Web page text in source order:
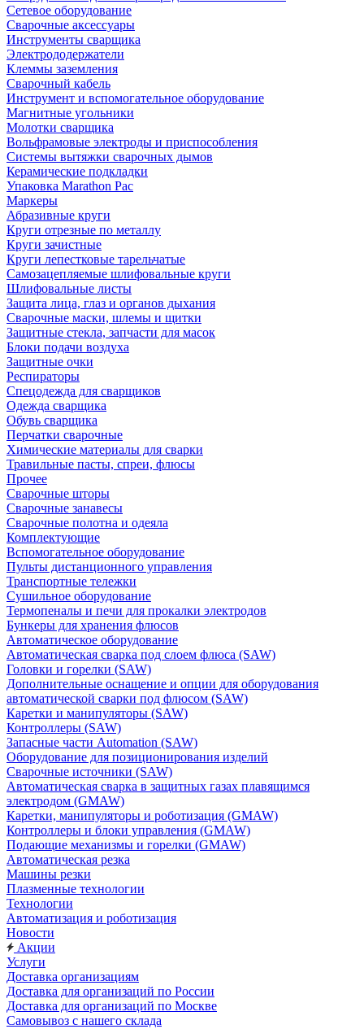
Сетевое оборудование
Сварочные аксессуары
Инструменты сварщика
Электрододержатели
Клеммы заземления
Сварочный кабель
Инструмент и вспомогательное оборудование
Магнитные угольники
Молотки сварщика
Вольфрамовые электроды и приспособления
Системы вытяжки сварочных дымов
Керамические подкладки
Упаковка Marathon Pac
Маркеры
Абразивные круги
Круги отрезные по металлу
Круги зачистные
Круги лепестковые тарельчатые
Самозацепляемые шлифовальные круги
Шлифовальные листы
Защита лица, глаз и органов дыхания
Сварочные маски, шлемы и щитки
Защитные стекла, запчасти для масок
Блоки подачи воздуха
Защитные очки
Респираторы
Спецодежда для сварщиков
Одежда сварщика
Обувь сварщика
Перчатки сварочные
Химические материалы для сварки
Травильные пасты, спреи, флюсы
Прочее
Сварочные шторы
Сварочные занавесы
Сварочные полотна и одеяла
Комплектующие
Вспомогательное оборудование
Пульты дистанционного управления
Транспортные тележки
Сушильное оборудование
Термопеналы и печи для прокалки электродов
Бункеры для хранения флюсов
Автоматическое оборудование
Автоматическая сварка под слоем флюса (SAW)
Головки и горелки (SAW)
Дополнительные оснащение и опции для оборудования
автоматической сварки под флюсом (SAW)
Каретки и манипуляторы (SAW)
Контроллеры (SAW)
Запасные части Automation (SAW)
Оборудование для позиционирования изделий
Сварочные источники (SAW)
Автоматическая сварка в защитных газах плавящимся
электродом (GMAW)
Каретки, манипуляторы и роботизация (GMAW)
Контроллеры и блоки управления (GMAW)
Подающие механизмы и горелки (GMAW)
Автоматическая резка
Машины резки
Плазменные технологии
Технологии
Автоматизация и роботизация
Новости
Акции
Услуги
Доставка организациям
Доставка для организаций по России
Доставка для организаций по Москве
Самовывоз с нашего склада